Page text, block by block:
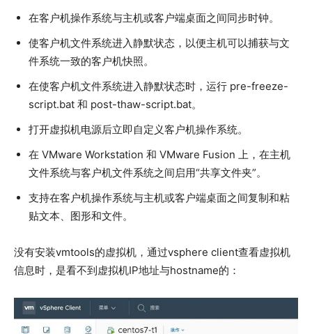
在客户机操作系统与主机或客户端桌面之间同步时钟。
使客户机文件系统进入静默状态，以便主机可以捕获与文
件系统一致的客户机快照。
在使客户机文件系统进入静默状态时，运行 pre-freeze-
script.bat 和 post-thaw-script.bat。
打开虚拟机电源后立即自定义客户机操作系统。
在 VMware Workstation 和 VMware Fusion 上，在主机
文件系统与客户机文件系统之间启用“共享文件夹”。
支持在客户机操作系统与主机或客户端桌面之间复制和粘
贴文本、图形和文件。
没有安装vmtools的虚拟机，通过vsphere client查看虚拟机
信息时，是看不到虚拟机IP地址与hostname的：